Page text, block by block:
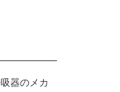
器のメカ